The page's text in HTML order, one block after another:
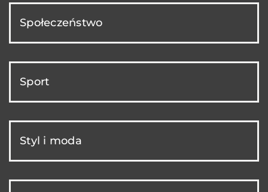
Społeczeństwo
Sport
Styl i moda